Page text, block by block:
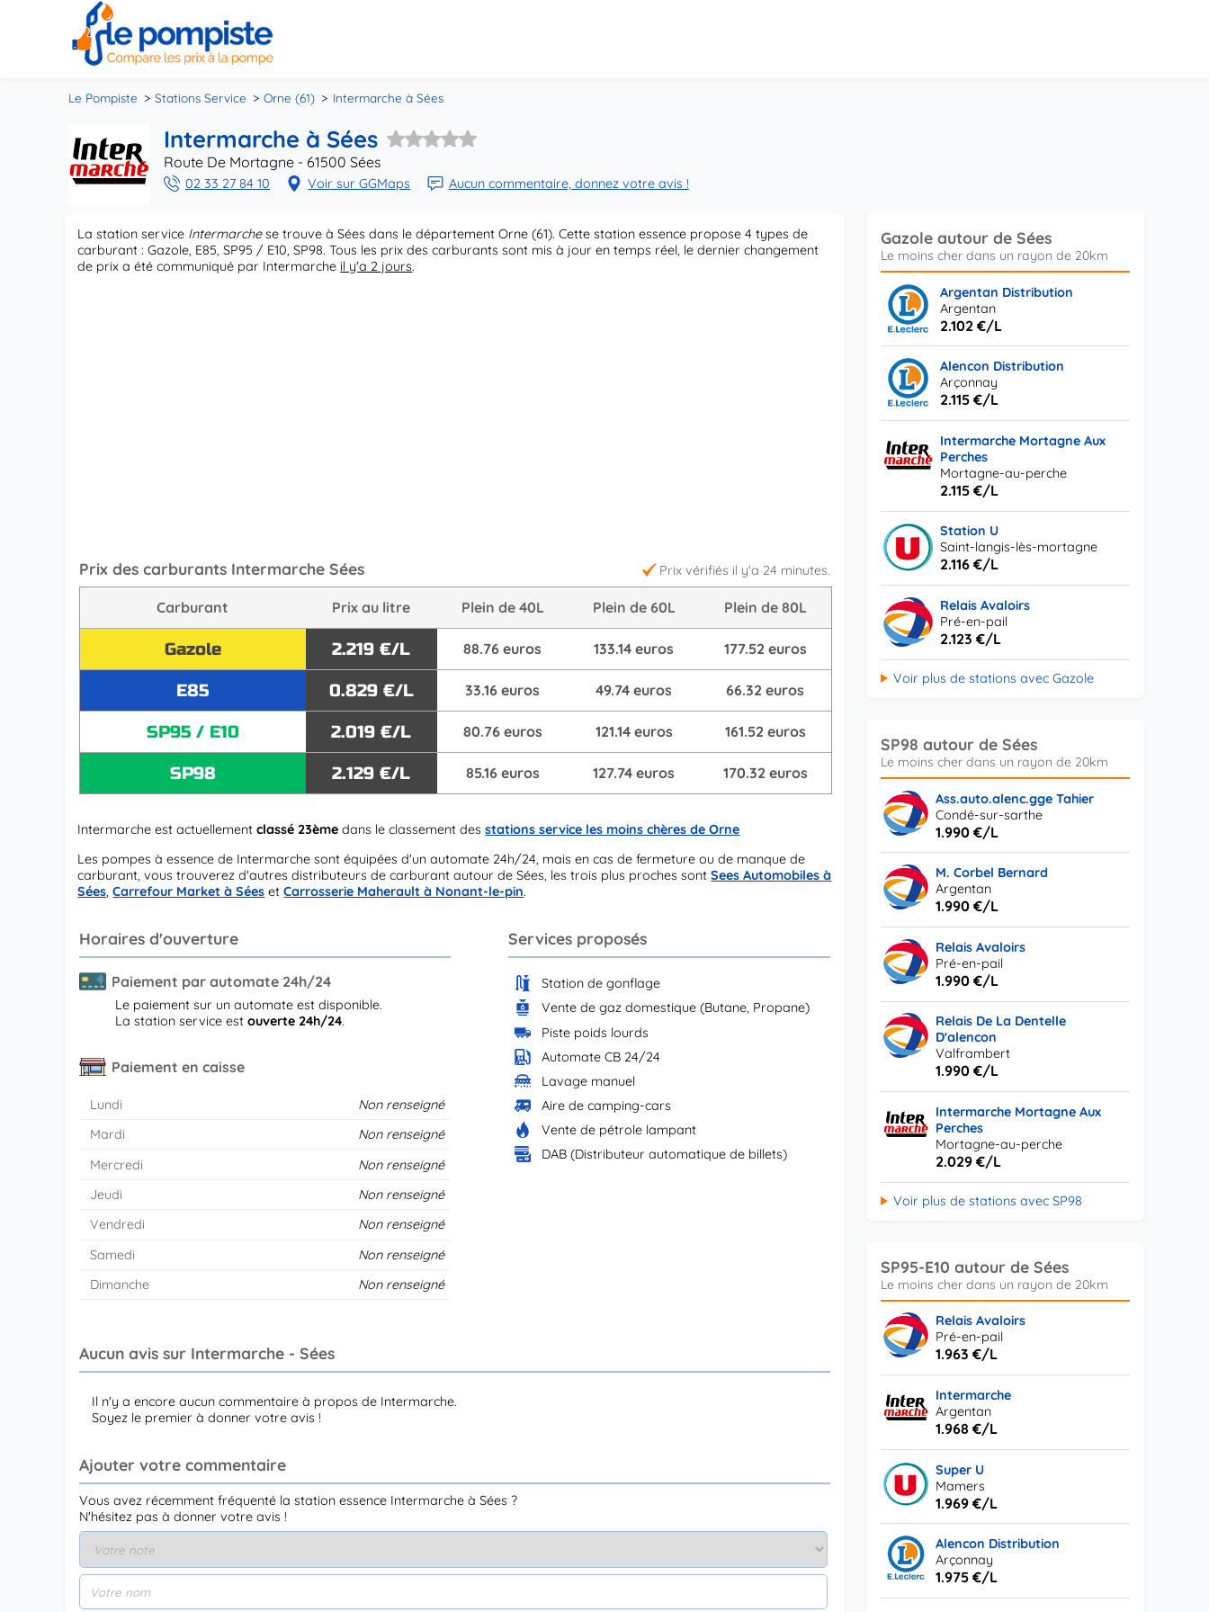
Le Pompiste Stations Service Orne (61) Intermarche à Sées
Intermarche à Sées
Route De Mortagne - 61500 Sées
02 33 27 84 10 Voir sur GGMaps Aucun commentaire, donnez votre avis !
La station service Intermarchese trouve à Sées dans le département Orne (61). Cette station essence propose 4 types de
carburant : Gazole, E85, SP95 / E10, SP98. Tous les prix des carburants sont mis à jour en temps réel, le dernier changement
de prix a été communiqué par Intermarche il y'a 2 jours.
Prix vérifiés il y'a 24 minutes.
Prix des carburants Intermarche Sées
Carburant Prix au litre Plein de 40L Plein de 60L Plein de 80L
Gazole 2.219 €/L 88.76 euros 133.14 euros 177.52 euros
E85 0.829 €/L 33.16 euros 49.74 euros 66.32 euros
SP95 / E10 2.019 €/L 80.76 euros 121.14 euros 161.52 euros
SP98 2.129 €/L 85.16 euros 127.74 euros 170.32 euros
Intermarche est actuellementclassé 23ème dans le classement desstations service les moins chères de Orne
Les pompes à essence de Intermarche sont équipées d'un automate 24h/24, mais en cas de fermeture ou de manque de
carburant, vous trouverez d'autres distributeurs de carburant autour de Sées, les trois plus proches sontSees Automobiles à
Sées,Carrefour Market à Sées etCarrosserie Maherault à Nonant-le-pin.
Horaires d'ouverture
Paiement par automate 24h/24
Le paiement sur un automate est disponible.
La station service est ouverte 24h/24.
Paiement en caisse
Lundi
Non renseigné
Mardi
Non renseigné
Mercredi
Non renseigné
Jeudi
Non renseigné
Vendredi
Non renseigné
Samedi
Non renseigné
Dimanche
Non renseigné
Services proposés
Station de gonflage
Vente de gaz domestique (Butane, Propane)
Piste poids lourds
Automate CB 24/24
Lavage manuel
Aire de camping-cars
Vente de pétrole lampant
DAB (Distributeur automatique de billets)
Aucun avis sur Intermarche - Sées
Il n'y a encore aucun commentaire à propos de Intermarche.
Soyez le premier à donner votre avis !
Ajouter votre commentaire
Vous avez récemment fréquenté la station essence Intermarche à Sées ?
N'hésitez pas à donner votre avis !
Gazole autour de Sées
Argentan Distribution
Argentan
2.102 €/L
Alencon Distribution
Arçonnay
2.115 €/L
Intermarche Mortagne Aux
Perches
Mortagne-au-perche
2.115 €/L
Station U
Saint-langis-lès-mortagne
2.116 €/L
Relais Avaloirs
Pré-en-pail
2.123 €/L
Voir plus de stations avec Gazole
SP98 autour de Sées
Ass.auto.alenc.gge Tahier
Condé-sur-sarthe
1.990 €/L
M. Corbel Bernard
Argentan
1.990 €/L
Relais Avaloirs
Pré-en-pail
1.990 €/L
Relais De La Dentelle
D'alencon
Valframbert
1.990 €/L
Intermarche Mortagne Aux
Perches
Mortagne-au-perche
2.029 €/L
Voir plus de stations avec SP98
SP95-E10 autour de Sées
Relais Avaloirs
Pré-en-pail
1.963 €/L
Intermarche
Argentan
1.968 €/L
Super U
Mamers
1.969 €/L
Alencon Distribution
Arçonnay
1.975 €/L